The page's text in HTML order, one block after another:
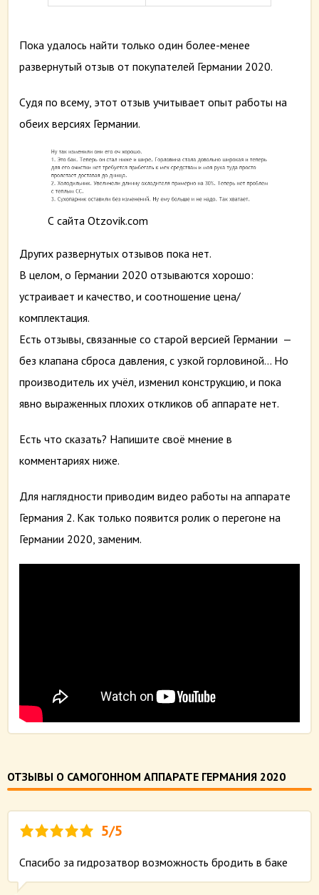
Пока удалось найти только один более-менее
развернутый отзыв от покупателей Германии 2020.
Судя по всему, этот отзыв учитывает опыт работы на
обеих версиях Германии.
С сайта Otzovik.com
Других развернутых отзывов пока нет.
В целом, о Германии 2020 отзываются хорошо:
устраивает и качество, и соотношение цена/
комплектация.
Есть отзывы, связанные со старой версией Германии —
без клапана сброса давления, с узкой горловиной… Но
производитель их учёл, изменил конструкцию, и пока
явно выраженных плохих откликов об аппарате нет.
Есть что сказать? Напишите своё мнение в
комментариях ниже.
Для наглядности приводим видео работы на аппарате
Германия 2. Как только появится ролик о перегоне на
Германии 2020, заменим.
ОТЗЫВЫ О САМОГОННОМ АППАРАТЕ ГЕРМАНИЯ 2020
5/5
Спасибо за гидрозатвор возможность бродить в баке